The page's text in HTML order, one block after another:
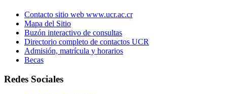
Contacto sitio web www.ucr.ac.cr
Mapa del Sitio
Buzón interactivo de consultas
Directorio completo de contactos UCR
Admisión, matrícula y horarios
Becas
Redes Sociales